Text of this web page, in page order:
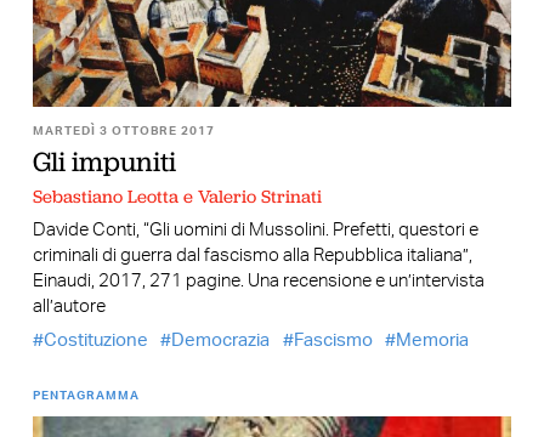
MARTEDÌ 3 OTTOBRE 2017
Gli impuniti
Sebastiano Leotta e Valerio Strinati
Davide Conti, “Gli uomini di Mussolini. Prefetti, questori e
criminali di guerra dal fascismo alla Repubblica italiana”,
Einaudi, 2017, 271 pagine. Una recensione e un’intervista
all’autore
Costituzione
Democrazia Fascismo Memoria
PENTAGRAMMA